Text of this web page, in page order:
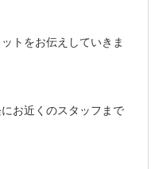
トをお伝えしていきま
お近くのスタッフまで